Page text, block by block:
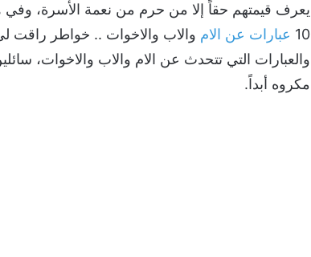
يعرف قيمتهم حقاً إلا من حرم من نعمة الأسرة، وفي
10 عبارات عن الام والاب والاخوات .. خواطر راقت
والعبارات التي تتحدث عن الام والاب والاخوات،
مكروه أبداً.